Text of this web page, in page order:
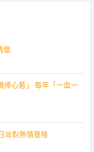
懷
倖心態」 每年「一血一
派對熱情登陸